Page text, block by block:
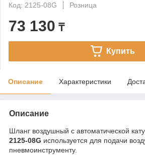
Код: 2125-08G
Розница
73 130 ₸
Купить
Описание Характеристики
Описание
Шланг воздушный с автоматической
2125-08G используется для подачи
пневмоинструменту.